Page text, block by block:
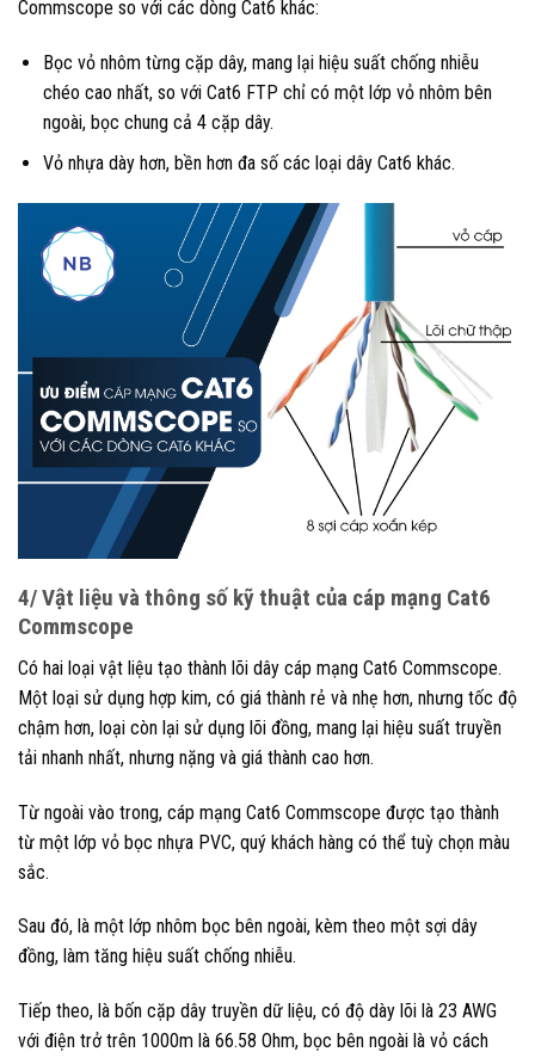
Commscope so với các dòng Cat6 khác:
Bọc vỏ nhôm từng cặp dây, mang lại hiệu suất chống nhiễu
chéo cao nhất, so với Cat6 FTP chỉ có một lớp vỏ nhôm bên
ngoài, bọc chung cả 4 cặp dây.
Vỏ nhựa dày hơn, bền hơn đa số các loại dây Cat6 khác.
4/ Vật liệu và thông số kỹ thuật của cáp mạng Cat6
Commscope
Có hai loại vật liệu tạo thành lõi dây cáp mạng Cat6 Commscope.
Một loại sử dụng hợp kim, có giá thành rẻ và nhẹ hơn, nhưng tốc độ
chậm hơn, loại còn lại sử dụng lõi đồng, mang lại hiệu suất truyền
tải nhanh nhất, nhưng nặng và giá thành cao hơn.
Từ ngoài vào trong, cáp mạng Cat6 Commscope được tạo thành
từ một lớp vỏ bọc nhựa PVC, quý khách hàng có thể tuỳ chọn màu
sắc.
Sau đó, là một lớp nhôm bọc bên ngoài, kèm theo một sợi dây
đồng, làm tăng hiệu suất chống nhiễu.
Tiếp theo, là bốn cặp dây truyền dữ liệu, có độ dày lõi là 23 AWG
với điện trở trên 1000m là 66.58 Ohm, bọc bên ngoài là vỏ cách